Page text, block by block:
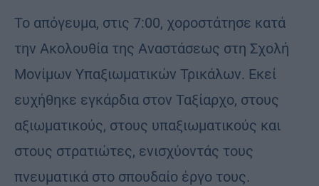
Το απόγευμα, στις 7:00, χοροστάτησε κατά
την Ακολουθία της Αναστάσεως στη Σχολή
Μονίμων Υπαξιωματικών Τρικάλων. Εκεί
ευχήθηκε εγκάρδια στον Ταξίαρχο, στους
αξιωματικούς, στους υπαξιωματικούς και
στους στρατιώτες, ενισχύοντάς τους
πνευματικά στο σπουδαίο έργο τους.